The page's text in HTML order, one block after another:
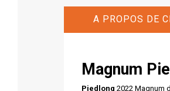
A PROPOS DE
Magnum
Piedlong 2022 Magnum